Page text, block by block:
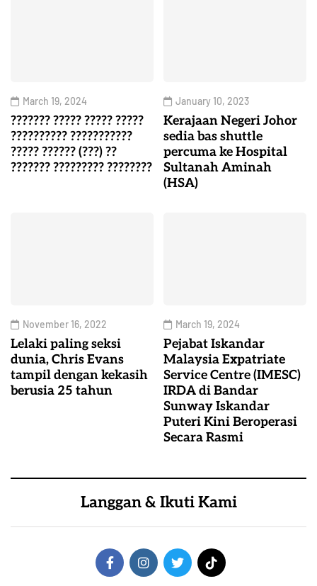
March 19, 2024
??????? ????? ????? ?????
?????????? ???????????
????? ?????? (???) ??
??????? ????????? ????????
January 10, 2023
Kerajaan Negeri Johor
sedia bas shuttle
percuma ke Hospital
Sultanah Aminah
(HSA)
November 16, 2022
Lelaki paling seksi
dunia, Chris Evans
tampil dengan kekasih
berusia 25 tahun
March 19, 2024
Pejabat Iskandar
Malaysia Expatriate
Service Centre (IMESC)
IRDA di Bandar
Sunway Iskandar
Puteri Kini Beroperasi
Secara Rasmi
Langgan & Ikuti Kami